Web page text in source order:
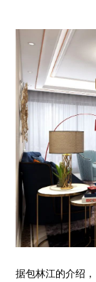
据包林江的介绍